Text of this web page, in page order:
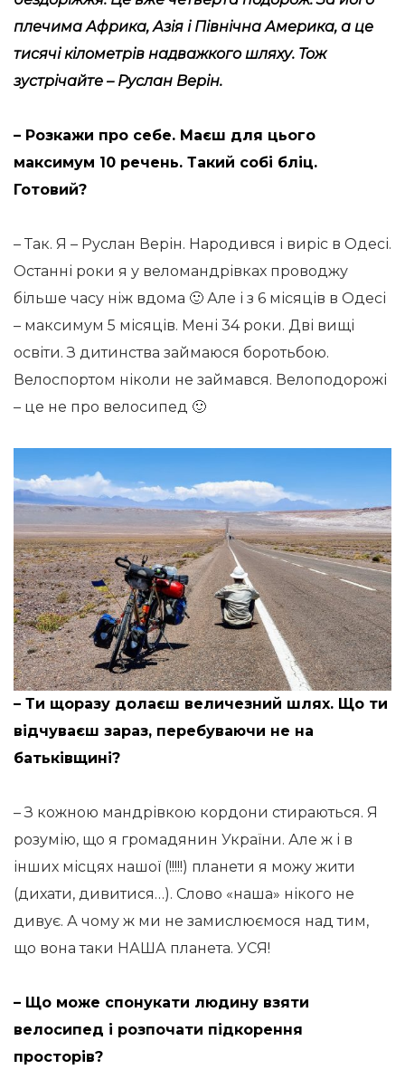
плечима Африка, Азія і Північна Америка, а це
тисячі кілометрів надважкого шляху. Тож
зустрічайте – Руслан Верін.
– Розкажи про себе. Маєш для цього
максимум 10 речень. Такий собі бліц.
Готовий?
– Так. Я – Руслан Верін. Народився і виріс в Одесі.
Останні роки я у веломандрівках проводжу
більше часу ніж вдома 🙂 Але і з 6 місяців в Одесі
– максимум 5 місяців. Мені 34 роки. Дві вищі
освіти. З дитинства займаюся боротьбою.
Велоспортом ніколи не займався. Велоподорожі
– це не про велосипед 🙂
– Ти щоразу долаєш величезний шлях. Що ти
відчуваєш зараз, перебуваючи не на
батьківщині?
– З кожною мандрівкою кордони стираються. Я
розумію, що я громадянин України. Але ж і в
інших місцях нашої (!!!!!) планети я можу жити
(дихати, дивитися…). Слово «наша» нікого не
дивує. А чому ж ми не замислюємося над тим,
що вона таки НАША планета. УСЯ!
– Що може спонукати людину взяти
велосипед і розпочати підкорення
просторів?